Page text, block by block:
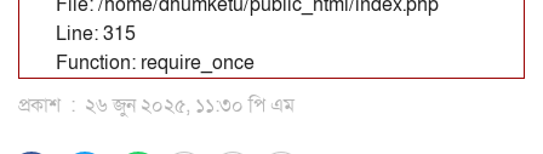
Line: 315
Function: require_once
প্রকাশ : ২৬ জুন ২০২৫, ১১:৩০ পি এম